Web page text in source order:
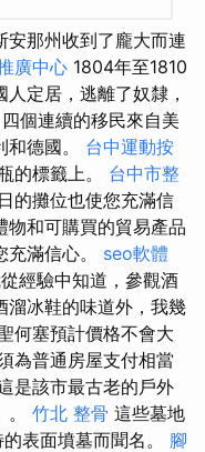
安那州收到了龐大而連
廣中心 1804年至1810
定居，逃離了奴隸，
個連續的移民來自美
德國。 台中運動按
的標籤上。 台中市整
的攤位也使您充滿信
物和可購買的貿易產品
滿信心。 seo軟體
經驗中知道，參觀酒
溜冰鞋的味道外，我幾
何塞預計價格不會大
為普通房屋支付相當
是該市最古老的戶外
竹北 整骨 這些墓地
表面墳墓而聞名。 腳